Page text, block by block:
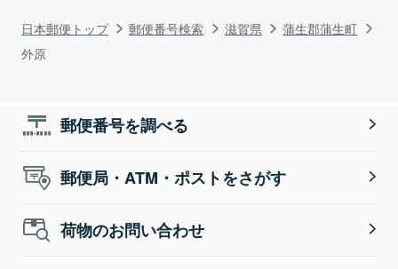
日本郵便トップ 郵便番号検索 滋賀県
蒲生郡蒲生町
外原
郵便番号を調べる
郵便局・ATM・ポストをさがす
荷物のお問い合わせ